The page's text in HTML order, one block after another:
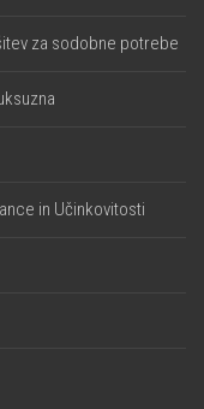
za sodobne potrebe
in Učinkovitosti